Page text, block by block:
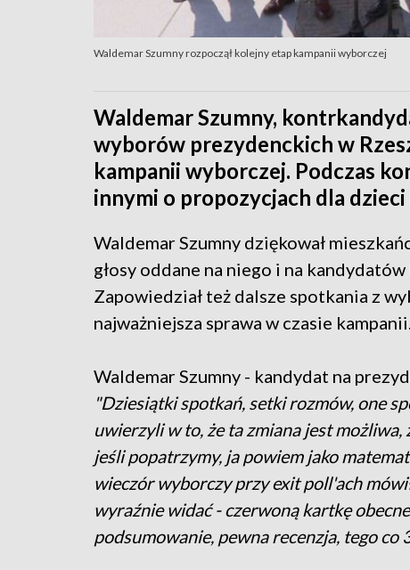
Waldemar Szumny rozpoczął kolejny etap kampanii wyborczej
Waldemar Szumny,
wyborów prezydenckich w
kampanii wyborczej. Podczas
innymi o propozycjach dla
Waldemar Szumny dziękował
głosy oddane na niego i na
Zapowiedział też dalsze spotkania z
najważniejsza sprawa w czasie kampanii.
Waldemar Szumny - kandydat na
"Dziesiątki spotkań, setki rozmów, one
uwierzyli w to, że ta zmiana jest
jeśli popatrzymy, ja powiem jako
wieczór wyborczy przy exit poll'ach
wyraźnie widać - czerwoną kartkę
podsumowanie, pewna recenzja, tego co